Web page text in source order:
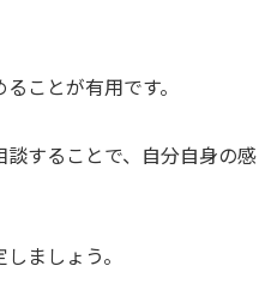
ことが有用です。
することで、自分自身の感
ましょう。